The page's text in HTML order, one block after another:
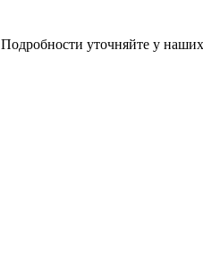
Подробности уточняйте у